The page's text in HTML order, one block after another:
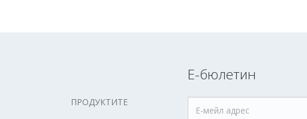
ПРОДУКТИТЕ
Е-бюлетин